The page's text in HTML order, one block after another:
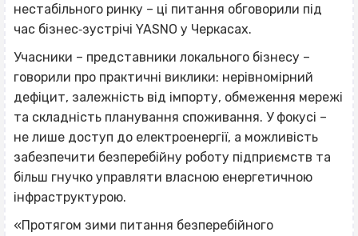
нестабільного ринку – ці питання обговорили під
час бізнес‐зустрічі YASNO у Черкасах.
Учасники – представники локального бізнесу –
говорили про практичні виклики: нерівномірний
дефіцит, залежність від імпорту, обмеження мережі
та складність планування споживання. У фокусі –
не лише доступ до електроенергії, а можливість
забезпечити безперебійну роботу підприємств та
більш гнучко управляти власною енергетичною
інфраструктурою.
«Протягом зими питання безперебійного